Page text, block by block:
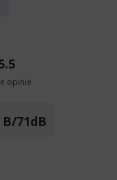
opinie
B/71dB